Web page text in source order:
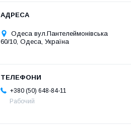
Одеса вул.Пантелеймонівська
60/10, Одеса, Україна
+380 (50) 648-84-11
Рабочий